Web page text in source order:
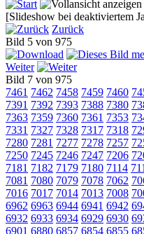
[Slideshow bei deaktiviertem
Zurück
Bild 5 von 975
Weiter
Bild 7 von 975
7461 7462 7458 7459 7460
7391 7392 7393 7388 7380
7363 7359 7360 7361 7353
7331 7327 7328 7317 7318
7280 7281 7277 7278 7257
7250 7245 7246 7247 7206
7181 7182 7179 7180 7114
7081 7080 7079 7078 7062
7016 7017 7014 7013 7008
6962 6963 6944 6941 6942
6932 6933 6934 6929 6930
6901 6880 6857 6854 6855